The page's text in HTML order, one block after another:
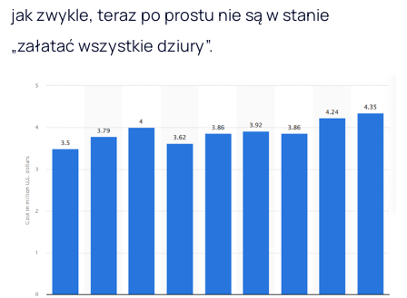
jak zwykle, teraz po prostu nie są w stanie
„załatać wszystkie dziury”.